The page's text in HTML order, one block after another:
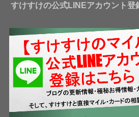
すけすけの公式LINEアカウント登